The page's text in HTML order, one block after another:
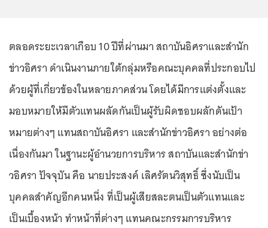
ตลอดระยะเวลาเกือบ 10 ปีที่ผ่านมา สถาบันอิศราและสำนัก
ข่าวอิศรา ดำเนินงานภายใต้กลุ่มหรือคณะบุคคลที่ประกอบไป
ด้วยผู้ที่เกี่ยวข้องในหลายภาคส่วน โดยได้มีการแต่งตั้งและ
มอบหมายให้มีตัวแทนผลัดกันเป็นผู้รับผิดชอบผลักดันเป้า
หมายต่างๆ แทนสถาบันอิศรา และสำนักข่าวอิศรา อย่างต่อ
เนื่องกันมา ในฐานะผู้อำนวยการบริหาร สถาบันและสำนักข่า
วอิศรา ปัจจุบัน คือ นายประสงค์ เลิศรัตนวิสุทธิ์ ซึ่งนับเป็น
บุคคลสำคัญอีกคนหนึ่ง ที่เป็นผู้เสียสละตนเป็นตัวแทนและ
เป็นเบื้องหน้า ทำหน้าที่ต่างๆ แทนคณะกรรมการบริหาร